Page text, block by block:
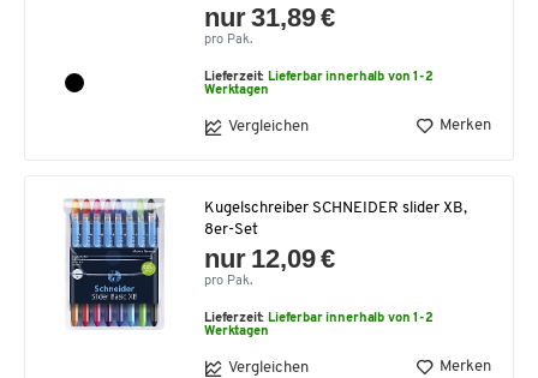
nur 31,89 €
pro Pak.
Lieferzeit: Lieferbar innerhalb von 1-2
Werktagen
Vergleichen Merken
Kugelschreiber SCHNEIDER slider XB,
8er-Set
nur 12,09 €
pro Pak.
Lieferzeit: Lieferbar innerhalb von 1-2
Werktagen
Vergleichen Merken